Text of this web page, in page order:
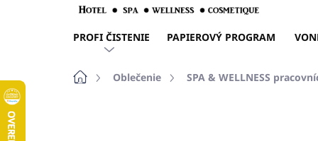
PROFI ČISTENIE PAPIEROVÝ PROGRAM
DomovOblečenie SPA & WELLNESS